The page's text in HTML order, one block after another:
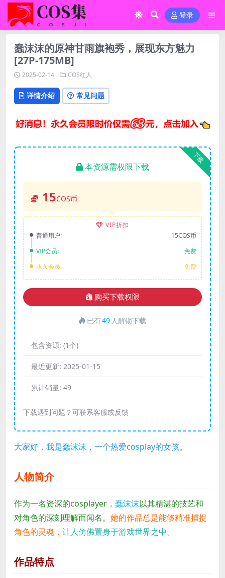
登录
蠢沫沫的原神甘雨旗袍秀，展现东方魅力
[27P-175MB]
2025-02-14 COS红人
详情介绍 常见问题
下载
本资源需权限下载
15COS币
VIP折扣
普通用户:
15COS币
VIP会员:
免费
永久会员:
免费
购买下载权限
已有49 人解锁下载
包含资源: (1个)
最近更新: 2025-01-15
累计销量: 49
下载遇到问题？可联系客服或反馈
大家好，我是蠢沫沫 ，一个热爱cosplay的女孩。
人物简介
作为一名资深的cosplayer， 蠢沫沫以其精湛的技艺和
对角色的深刻理解而闻名。 她的作品总是能够精准捕捉
角色的灵魂， 让人仿佛置身于游戏世界之中。
作品特点